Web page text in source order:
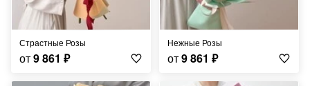
Страстные Розы
от9 861 ₽
Нежные Розы
от9 861 ₽